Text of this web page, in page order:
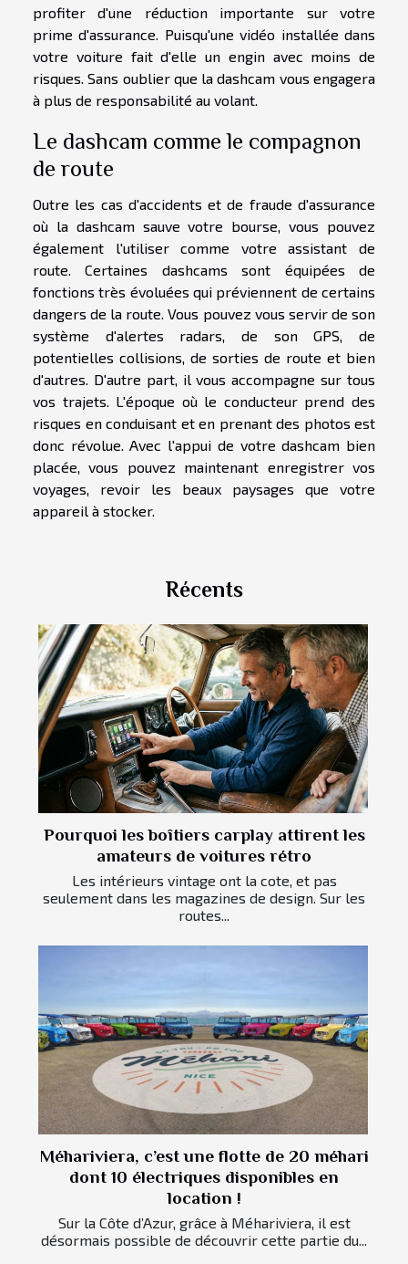
profiter d'une réduction importante sur votre
prime d'assurance. Puisqu'une vidéo installée dans
votre voiture fait d'elle un engin avec moins de
risques. Sans oublier que la dashcam vous engagera
à plus de responsabilité au volant.
Le dashcam comme le compagnon
de route
Outre les cas d'accidents et de fraude d'assurance
où la dashcam sauve votre bourse, vous pouvez
également l'utiliser comme votre assistant de
route. Certaines dashcams sont équipées de
fonctions très évoluées qui préviennent de certains
dangers de la route. Vous pouvez vous servir de son
système d'alertes radars, de son GPS, de
potentielles collisions, de sorties de route et bien
d'autres. D'autre part, il vous accompagne sur tous
vos trajets. L'époque où le conducteur prend des
risques en conduisant et en prenant des photos est
donc révolue. Avec l'appui de votre dashcam bien
placée, vous pouvez maintenant enregistrer vos
voyages, revoir les beaux paysages que votre
appareil à stocker.
Récents
Pourquoi les boîtiers carplay attirent les
amateurs de voitures rétro
Les intérieurs vintage ont la cote, et pas
seulement dans les magazines de design. Sur les
routes...
Méhariviera, c’est une flotte de 20 méhari
dont 10 électriques disponibles en
location !
Sur la Côte d’Azur, grâce à Méhariviera, il est
désormais possible de découvrir cette partie du...